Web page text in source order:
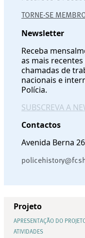
TORNE-SE
Newsletter
Receba
as mais
chamadas de
nacionais e
Polícia.
SUBSCREVA A
Contactos
Avenida Berna
Projeto
APRESENTAÇÃO DO
ATIVIDADES